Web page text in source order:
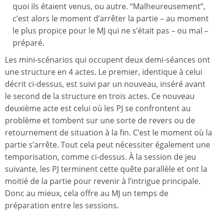
quoi ils étaient venus, ou autre. “Malheureusement”,
c’est alors le moment d’arrêter la partie – au moment
le plus propice pour le MJ qui ne s’était pas – ou mal –
préparé.
Les mini-scénarios qui occupent deux demi-séances ont
une structure en 4 actes. Le premier, identique à celui
décrit ci-dessus, est suivi par un nouveau, inséré avant
le second de la structure en trois actes. Ce nouveau
deuxième acte est celui où les PJ se confrontent au
problème et tombent sur une sorte de revers ou de
retournement de situation à la fin. C’est le moment où la
partie s’arrête. Tout cela peut nécessiter également une
temporisation, comme ci-dessus. À la session de jeu
suivante, les PJ terminent cette quête parallèle et ont la
moitié de la partie pour revenir à l’intrigue principale.
Donc au mieux, cela offre au MJ un temps de
préparation entre les sessions.